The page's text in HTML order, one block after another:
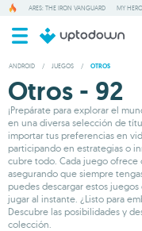
ARES: THE IRON VANGUARD MY
ANDROID / JUEGOS / OTROS
Otros - 92
¡Prepárate para explorar el
en una diversa selección de
importar tus preferencias en
participando en estrategias o
cubre todo. Cada juego ofrece
asegurando que siempre
puedes descargar estos
jugar al instante. ¿Listo para
Descubre las posibilidades y
colección.